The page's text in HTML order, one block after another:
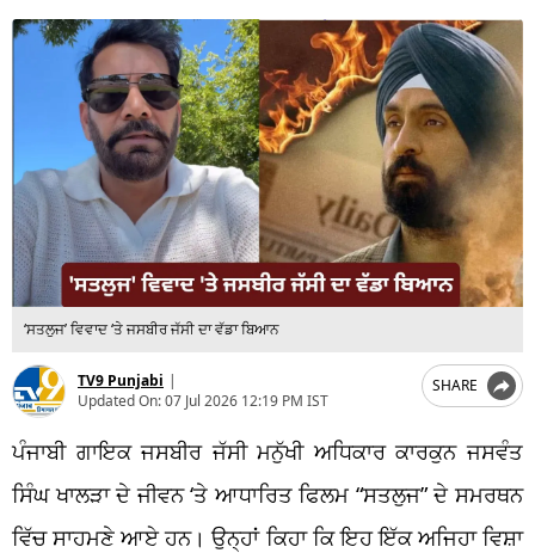
‘ਸਤਲੁਜ’ ਵਿਵਾਦ ‘ਤੇ ਜਸਬੀਰ ਜੱਸੀ ਦਾ ਵੱਡਾ ਬਿਆਨ
TV9 Punjabi |
Updated On:07 Jul 2026 12:19 PM IST
SHARE
ਪੰਜਾਬੀ ਗਾਇਕ ਜਸਬੀਰ ਜੱਸੀ ਮਨੁੱਖੀ ਅਧਿਕਾਰ ਕਾਰਕੁਨ ਜਸਵੰਤ
ਸਿੰਘ ਖਾਲੜਾ ਦੇ ਜੀਵਨ ‘ਤੇ ਆਧਾਰਿਤ ਫਿਲਮ “ਸਤਲੁਜ” ਦੇ ਸਮਰਥਨ
ਵਿੱਚ ਸਾਹਮਣੇ ਆਏ ਹਨ। ਉਨ੍ਹਾਂ ਕਿਹਾ ਕਿ ਇਹ ਇੱਕ ਅਜਿਹਾ ਵਿਸ਼ਾ